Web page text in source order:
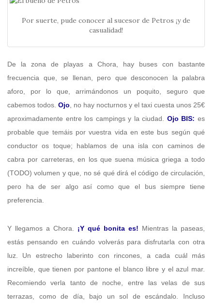
Por suerte, pude conocer al sucesor de Petros ¡y de
casualidad!
De la zona de playas a Chora, hay buses con bastante
frecuencia que, se llenan, pero que desconocen la palabra
aforo, por lo que, arrimándonos un poquito, seguro que
cabemos todos. Ojo , no hay nocturnos y el taxi cuesta unos 25€
aproximadamente entre los campings y la ciudad. Ojo BIS: es
probable que temáis por vuestra vida en este bus según qué
conductor os toque; hablamos de una isla con caminos de
cabra por carreteras, en los que suena música griega a todo
(TODO) volumen y que, no sé qué dirá el código de circulación,
pero ha de ser algo así como que el bus siempre tiene
preferencia.
Y llegamos a Chora. ¡Y qué bonita es! Mientras la paseas,
estás pensando en cuándo volverás para disfrutarla con otra
luz. Un estrecho laberinto con rincones, a cada cuál más
increíble, que tienen por pantone el blanco libre y el azul mar.
Recomiendo verla tanto de noche, entre las velas de sus
terrazas, como de día, bajo un sol de escándalo. Incluso